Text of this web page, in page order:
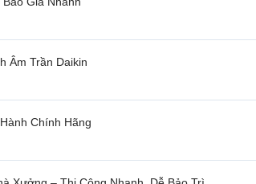
Âm Trần Daikin
Chính Hãng